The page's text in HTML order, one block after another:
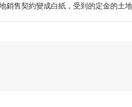
銷售契約變成白紙，受到的定金的土